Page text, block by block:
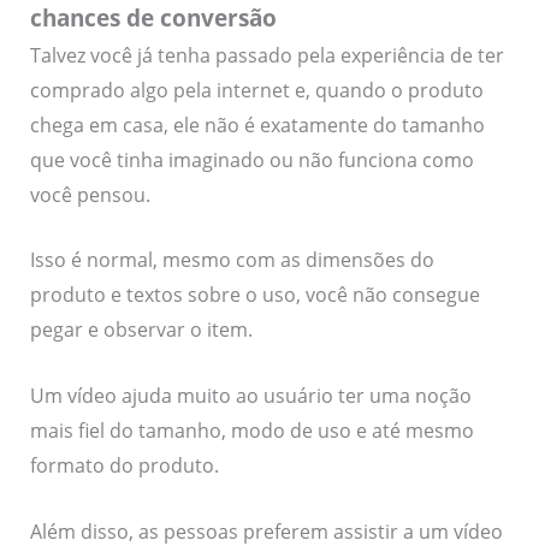
chances de conversão
Talvez você já tenha passado pela experiência de ter
comprado algo pela internet e, quando o produto
chega em casa, ele não é exatamente do tamanho
que você tinha imaginado ou não funciona como
você pensou.
Isso é normal, mesmo com as dimensões do
produto e textos sobre o uso, você não consegue
pegar e observar o item.
Um vídeo ajuda muito ao usuário ter uma noção
mais fiel do tamanho, modo de uso e até mesmo
formato do produto.
Além disso, as pessoas preferem assistir a um vídeo